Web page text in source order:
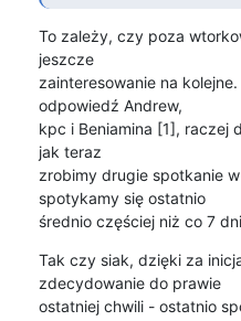
To zależy, czy poza
jeszcze
zainteresowanie na
odpowiedź Andrew,
kpc i Beniamina [1], raczej
jak teraz
zrobimy drugie spotkanie
spotykamy się ostatnio
średnio częściej niż co 7
Tak czy siak, dzięki za
zdecydowanie do prawie
ostatniej chwili - ostatnio